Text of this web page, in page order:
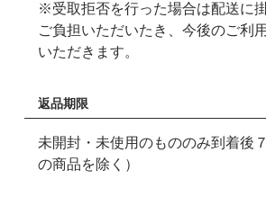
※受取拒否を行った場合は配送に
ご負担いただいたき、今後のご利
いただきます。
返品期限
未開封・未使用のもののみ到着後
の商品を除く）